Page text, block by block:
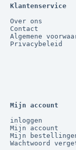
Klantenservice
Over ons
Contact
Algemene
Privacybeleid
Mijn account
inloggen
Mijn account
Mijn
Wachtwoord